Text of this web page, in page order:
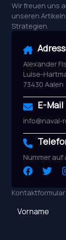
Wir freuen uns
unseren
Strategien.
Alexander
Luise-
73430 Aalen
E-Mail
Nummer auf
Kontaktformular